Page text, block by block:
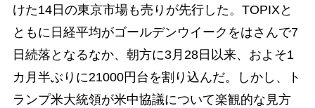
けた14日の東京市場も売りが先行した。TOPIXと
ともに日経平均がゴールデンウイークをはさんで7
日続落となるなか、朝方に3月28日以来、およそ1
カ月半ぶりに21000円台を割り込んだ。しかし、ト
ランプ米大統領が米中協議について楽観的な見方